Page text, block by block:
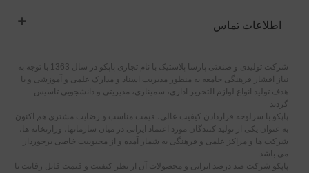
اطلاعات تماس
شرکت تولیدی و صنعتی پارسا پلاستیک با نام تجاری پاپکو در سال 1363 با توجه به
نیاز اقشار فرهنگی جامعه به منظور مدیریت اسناد و مدارک علمی و آموزشی و با
هدف تولید انواع لوازم التحریر اداری، سمیناری، مدیریتی و دانشجویی تاسیس
گردید
پاپکو با سرلوحه قراردادن کیفیت عالی، قیمت مناسب و رضایت مشتری هم اکنون
به عنوان یکی از تولید کنندگان مورد اعتماد ایرانی در میان سازمانها، وزارتخانه ها،
شرکت ها و مراکز علمی و فرهنگی به شمار آمده و از محبوبیت خاصی برخوردار
می باشد
پاپکو شرکت صد درصد ایرانی و محصولات آن از نظر کیفیت و قیمت قابل رقابت با